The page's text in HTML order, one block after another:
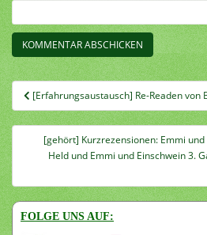
Beitragsnavigation
[Erfahrungsaustausch] Re-Readen von
[gehört] Kurzrezensionen: Emmi
Held und Emmi und Einschwein 3.
FOLGE UNS AUF: